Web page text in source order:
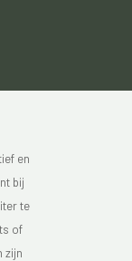
en
bij
te
of
zijn